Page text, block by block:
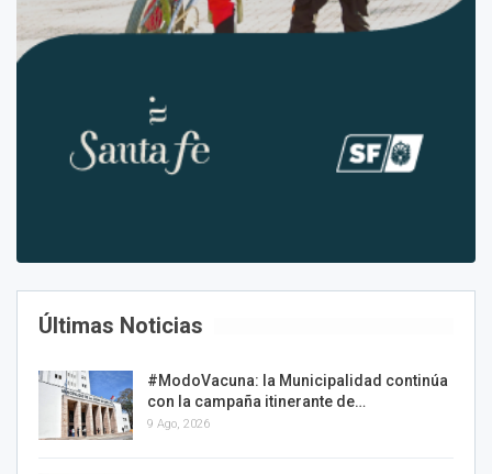
Últimas Noticias
#ModoVacuna: la Municipalidad continúa
con la campaña itinerante de…
9 Ago, 2026